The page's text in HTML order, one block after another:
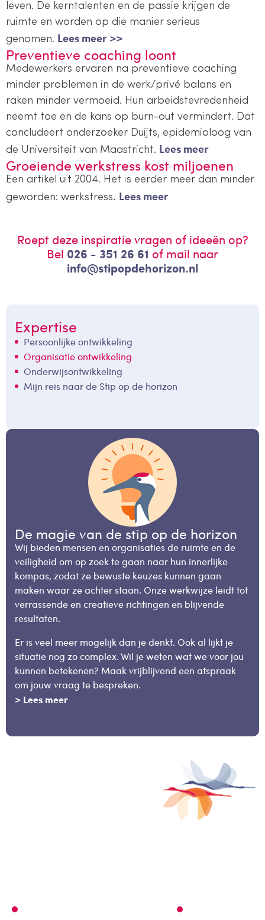
Expertise
Persoonlijke ontwikkeling
Organisatie ontwikkeling
Onderwijsontwikkeling
Mijn reis naar de Stip op de horizon
De magie van de stip op de horizon
Wij bieden mensen en organisaties de ruimte en de
veiligheid om op zoek te gaan naar hun innerlijke
kompas, zodat ze bewuste keuzes kunnen gaan
maken waar ze achter staan. Onze werkwijze leidt tot
verrassende en creatieve richtingen en blijvende
resultaten.
Er is veel meer mogelijk dan je denkt. Ook al lijkt je
situatie nog zo complex. Wil je weten wat we voor jou
kunnen betekenen? Maak vrijblijvend een afspraak
om jouw vraag te bespreken.
> Lees meer
leven. De kerntalenten en de passie krijgen de
ruimte en worden op die manier serieus
genomen. Lees meer >>
Preventieve coaching loont
Medewerkers ervaren na preventieve coaching
minder problemen in de werk/privé balans en
raken minder vermoeid. Hun arbeidstevredenheid
neemt toe en de kans op burn-out vermindert. Dat
concludeert onderzoeker Duijts, epidemioloog van
de Universiteit van Maastricht. Lees meer
Groeiende werkstress kost miljoenen
Een artikel uit 2004. Het is eerder meer dan minder
geworden: werkstress. Lees meer
Roept deze inspiratie vragen of ideeën op?
Bel 026 - 351 26 61 of mail naar
info@stipopdehorizon.nl